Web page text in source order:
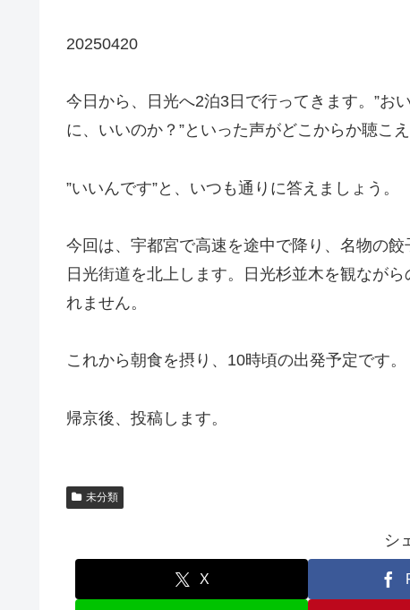
20250420
今日から、日光へ2泊3日で行ってきます。”お
に、いいのか？”といった声がどこからか聴こえ
”いいんです”と、いつも通りに答えましょう。
今回は、宇都宮で高速を途中で降り、名物の
日光街道を北上します。日光杉並木を観なが
れません。
これから朝食を摂り、10時頃の出発予定です。
帰京後、投稿します。
未分類
シ
X